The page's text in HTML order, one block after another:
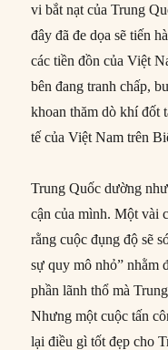
vi bắt nạt của Trung
đây đã đe dọa sẽ tiến
các tiền đồn của Việt
bên đang tranh chấp,
khoan thăm dò khí đốt
tế của Việt Nam trên
Trung Quốc dường
cận của mình. Một vài
rằng cuộc đụng độ sẽ
sự quy mô nhỏ” nhằm
phần lãnh thổ mà
Nhưng một cuộc tấn
lại điều gì tốt đẹp cho